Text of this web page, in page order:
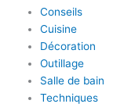
Conseils
Cuisine
Décoration
Outillage
Salle de bain
Techniques